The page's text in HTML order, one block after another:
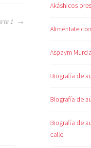
1
Akáshicos
Aliméntate
Aspaym Murcia
Biografía de
Biografía de
Biografía de
calle"